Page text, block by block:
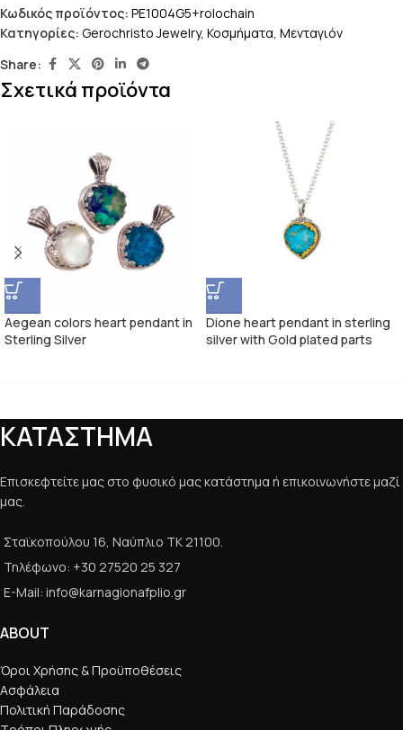
Κωδικός προϊόντος: PE1004G5+rolochain
Κατηγορίες: Gerochristo Jewelry, Κοσμήματα, Μενταγιόν
Share:
Σχετικά προϊόντα
Aegean colors heart pendant in
Sterling Silver
Dione heart pendant in sterling
silver with Gold plated parts
ΚΑΤΑΣΤΗΜΑ
Επισκεφτείτε μας στο φυσικό μας κατάστημα ή επικοινωνήστε μαζί
μας.
Σταϊκοπούλου 16, Ναύπλιο ΤΚ 21100.
Τηλέφωνο: +30 27520 25 327
E-Mail: info@karnagionafplio.gr
ABOUT
Όροι Χρήσης & Προϋποθέσεις
Ασφάλεια
Πολιτική Παράδοσης